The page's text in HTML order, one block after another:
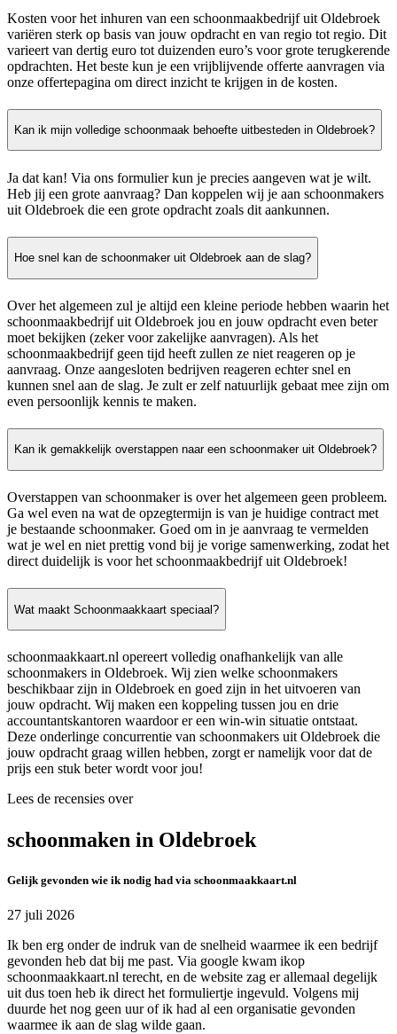
Kosten voor het inhuren van een schoonmaakbedrijf uit Oldebroek
variëren sterk op basis van jouw opdracht en van regio tot regio. Dit
varieert van dertig euro tot duizenden euro’s voor grote terugkerende
opdrachten. Het beste kun je een vrijblijvende offerte aanvragen via
onze offertepagina om direct inzicht te krijgen in de kosten.
Kan ik mijn volledige schoonmaak behoefte uitbesteden in Oldebroek?
Ja dat kan! Via ons formulier kun je precies aangeven wat je wilt.
Heb jij een grote aanvraag? Dan koppelen wij je aan schoonmakers
uit Oldebroek die een grote opdracht zoals dit aankunnen.
Hoe snel kan de schoonmaker uit Oldebroek aan de slag?
Over het algemeen zul je altijd een kleine periode hebben waarin het
schoonmaakbedrijf uit Oldebroek jou en jouw opdracht even beter
moet bekijken (zeker voor zakelijke aanvragen). Als het
schoonmaakbedrijf geen tijd heeft zullen ze niet reageren op je
aanvraag. Onze aangesloten bedrijven reageren echter snel en
kunnen snel aan de slag. Je zult er zelf natuurlijk gebaat mee zijn om
even persoonlijk kennis te maken.
Kan ik gemakkelijk overstappen naar een schoonmaker uit Oldebroek?
Overstappen van schoonmaker is over het algemeen geen probleem.
Ga wel even na wat de opzegtermijn is van je huidige contract met
je bestaande schoonmaker. Goed om in je aanvraag te vermelden
wat je wel en niet prettig vond bij je vorige samenwerking, zodat het
direct duidelijk is voor het schoonmaakbedrijf uit Oldebroek!
Wat maakt Schoonmaakkaart speciaal?
schoonmaakkaart.nl opereert volledig onafhankelijk van alle
schoonmakers in Oldebroek. Wij zien welke schoonmakers
beschikbaar zijn in Oldebroek en goed zijn in het uitvoeren van
jouw opdracht. Wij maken een koppeling tussen jou en drie
accountantskantoren waardoor er een win-win situatie ontstaat.
Deze onderlinge concurrentie van schoonmakers uit Oldebroek die
jouw opdracht graag willen hebben, zorgt er namelijk voor dat de
prijs een stuk beter wordt voor jou!
Lees de recensies over
schoonmaken in Oldebroek
Gelijk gevonden wie ik nodig had via schoonmaakkaart.nl
27 juli 2026
Ik ben erg onder de indruk van de snelheid waarmee ik een bedrijf
gevonden heb dat bij me past. Via google kwam ikop
schoonmaakkaart.nl terecht, en de website zag er allemaal degelijk
uit dus toen heb ik direct het formuliertje ingevuld. Volgens mij
duurde het nog geen uur of ik had al een organisatie gevonden
waarmee ik aan de slag wilde gaan.